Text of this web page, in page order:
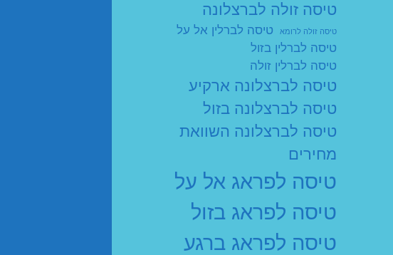
טיסה זולה לברצלונה
טיסה זולה לרומא
טיסה לברלין אל על
טיסה לברלין בזול
טיסה לברלין זולה
טיסה לברצלונה ארקיע
טיסה לברצלונה בזול
טיסה לברצלונה השוואת
מחירים
טיסה לפראג אל על
טיסה לפראג בזול
טיסה לפראג ברגע